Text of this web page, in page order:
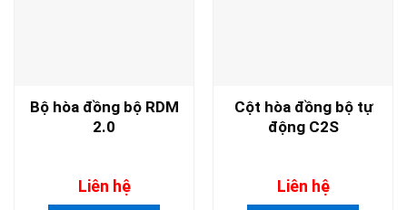
Bộ hòa đồng bộ RDM
2.0
Liên hệ
Cột hòa đồng bộ tự
động C2S
Liên hệ